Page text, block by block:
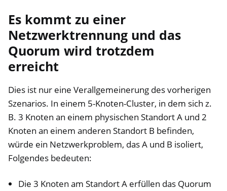
Es kommt zu einer
Netzwerktrennung und das
Quorum wird trotzdem
erreicht
Dies ist nur eine Verallgemeinerung des vorherigen
Szenarios. In einem 5-Knoten-Cluster, in dem sich z.
B. 3 Knoten an einem physischen Standort A und 2
Knoten an einem anderen Standort B befinden,
würde ein Netzwerkproblem, das A und B isoliert,
Folgendes bedeuten:
Die 3 Knoten am Standort A erfüllen das Quorum